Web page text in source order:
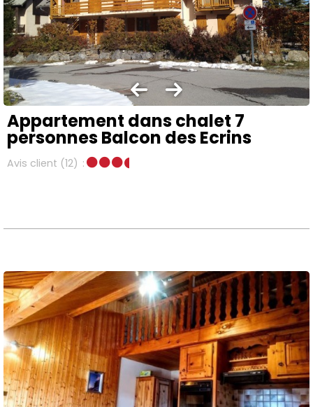
Appartement dans chalet 7
personnes Balcon des Ecrins
Avis client (12)